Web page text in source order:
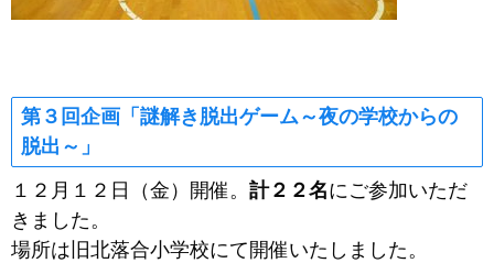
第３回企画「 謎解き脱出ゲーム～夜の学校からの
脱出～ 」
１２月１２日（金）開催。 計２２名にご参加いただ
きました。
場所は旧北落合小学校にて開催いたしました。